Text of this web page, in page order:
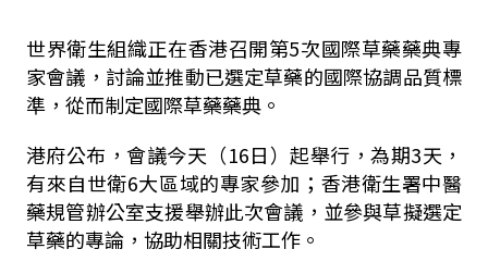
世界衛生組織正在香港召開第5次國際草藥藥典專
家會議，討論並推動已選定草藥的國際協調品質標
準，從而制定國際草藥藥典。
港府公布，會議今天（16日）起舉行，為期3天，
有來自世衛6大區域的專家參加；香港衛生署中醫
藥規管辦公室支援舉辦此次會議，並參與草擬選定
草藥的專論，協助相關技術工作。